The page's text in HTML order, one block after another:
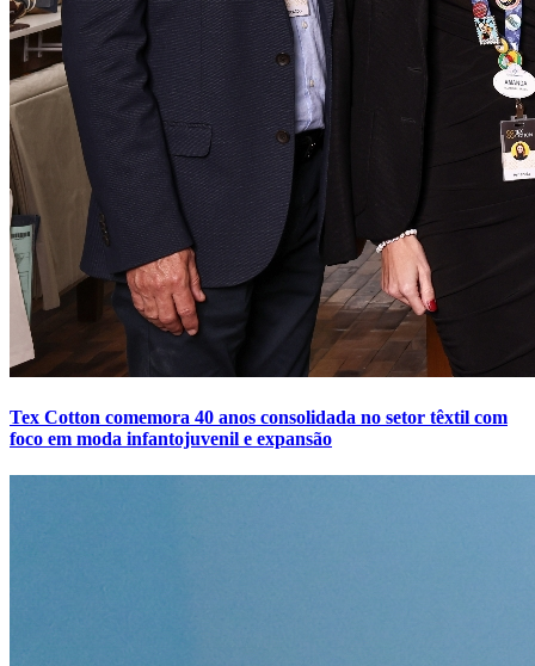
Tex Cotton comemora 40 anos consolidada no setor têxtil com
foco em moda infantojuvenil e expansão